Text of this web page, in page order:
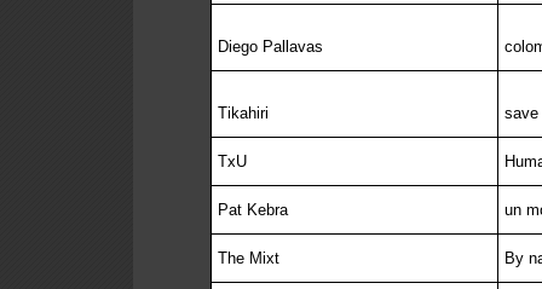
Diego Pallavas
Tikahiri save
TxU
Pat Kebra un
The Mixt By